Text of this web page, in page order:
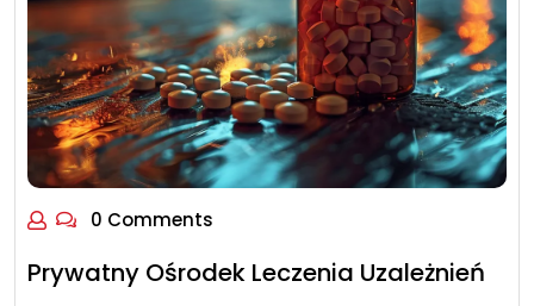
0 Comments
Prywatny Ośrodek Leczenia Uzależnień